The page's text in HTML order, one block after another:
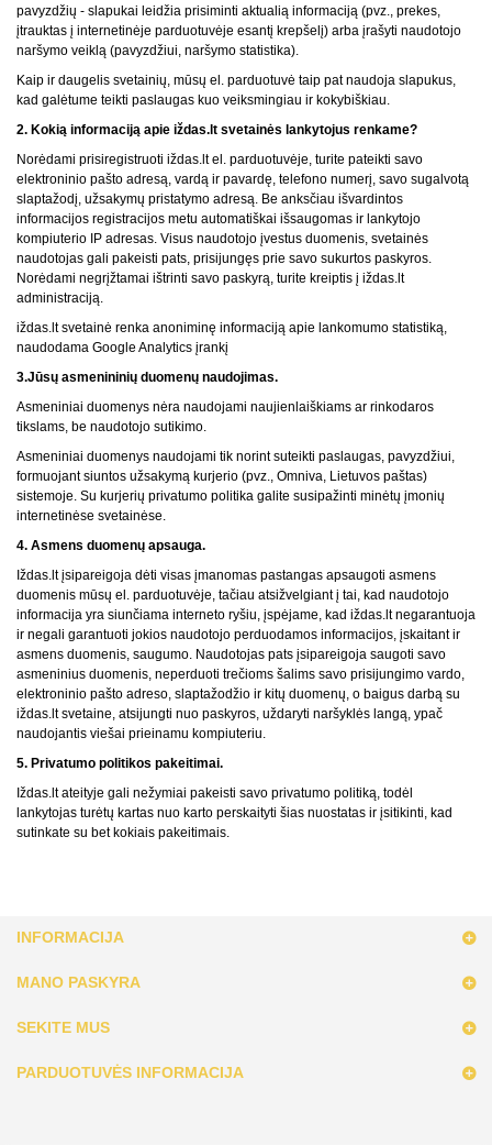
pavyzdžių - slapukai leidžia prisiminti aktualią informaciją (pvz., prekes,
įtrauktas į internetinėje parduotuvėje esantį krepšelį) arba įrašyti naudotojo
naršymo veiklą (pavyzdžiui, naršymo statistika).
Kaip ir daugelis svetainių, mūsų el. parduotuvė taip pat naudoja slapukus,
kad galėtume teikti paslaugas kuo veiksmingiau ir kokybiškiau.
2. Kokią informaciją apie iždas.lt svetainės lankytojus renkame?
Norėdami prisiregistruoti iždas.lt el. parduotuvėje, turite pateikti savo
elektroninio pašto adresą, vardą ir pavardę, telefono numerį, savo sugalvotą
slaptažodį, užsakymų pristatymo adresą. Be anksčiau išvardintos
informacijos registracijos metu automatiškai išsaugomas ir lankytojo
kompiuterio IP adresas. Visus naudotojo įvestus duomenis, svetainės
naudotojas gali pakeisti pats, prisijungęs prie savo sukurtos paskyros.
Norėdami negrįžtamai ištrinti savo paskyrą, turite kreiptis į iždas.lt
administraciją.
iždas.lt svetainė renka anoniminę informaciją apie lankomumo statistiką,
naudodama Google Analytics įrankį
3.Jūsų asmenininių duomenų naudojimas.
Asmeniniai duomenys nėra naudojami naujienlaiškiams ar rinkodaros
tikslams, be naudotojo sutikimo.
Asmeniniai duomenys naudojami tik norint suteikti paslaugas, pavyzdžiui,
formuojant siuntos užsakymą kurjerio (pvz., Omniva, Lietuvos paštas)
sistemoje. Su kurjerių privatumo politika galite susipažinti minėtų įmonių
internetinėse svetainėse.
4. Asmens duomenų apsauga.
Iždas.lt įsipareigoja dėti visas įmanomas pastangas apsaugoti asmens
duomenis mūsų el. parduotuvėje, tačiau atsižvelgiant į tai, kad naudotojo
informacija yra siunčiama interneto ryšiu, įspėjame, kad iždas.lt negarantuoja
ir negali garantuoti jokios naudotojo perduodamos informacijos, įskaitant ir
asmens duomenis, saugumo. Naudotojas pats įsipareigoja saugoti savo
asmeninius duomenis, neperduoti trečioms šalims savo prisijungimo vardo,
elektroninio pašto adreso, slaptažodžio ir kitų duomenų, o baigus darbą su
iždas.lt svetaine, atsijungti nuo paskyros, uždaryti naršyklės langą, ypač
naudojantis viešai prieinamu kompiuteriu.
5. Privatumo politikos pakeitimai.
Iždas.lt ateityje gali nežymiai pakeisti savo privatumo politiką, todėl
lankytojas turėtų kartas nuo karto perskaityti šias nuostatas ir įsitikinti, kad
sutinkate su bet kokiais pakeitimais.
INFORMACIJA
MANO PASKYRA
SEKITE MUS
PARDUOTUVĖS INFORMACIJA